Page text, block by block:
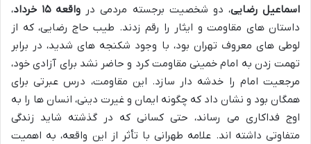
اسماعیل رضایی، دو شخصیت برجسته مردمی در واقعه ۱۵ خرداد
،
داستان های مقاومت و ایثار را رقم زدند. طیب حاج رضایی، که از
لوطی های معروف تهران بود، با وجود شکنجه های شدید، در برابر
تهمت زدن به امام خمینی مقاومت کرد و حاضر نشد برای آزادی خود،
مرجعیت امام را خدشه دار سازد. این مقاومت، درس عبرتی برای
همگان بود و نشان داد که چگونه ایمان و غیرت دینی، انسان ها را به
اوج فداکاری می رساند، حتی کسانی که در گذشته شاید زندگی
متفاوتی داشته اند. علامه طهرانی با تأثر از این واقعه، به اهمیت